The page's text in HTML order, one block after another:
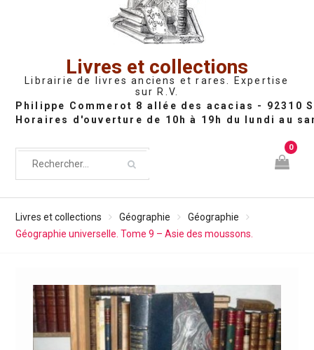
Livres et collections
Librairie de livres anciens et rares. Expertise
sur R.V.
0
Livres et collections Géographie
Géographie
Géographie universelle. Tome 9 – Asie des moussons.